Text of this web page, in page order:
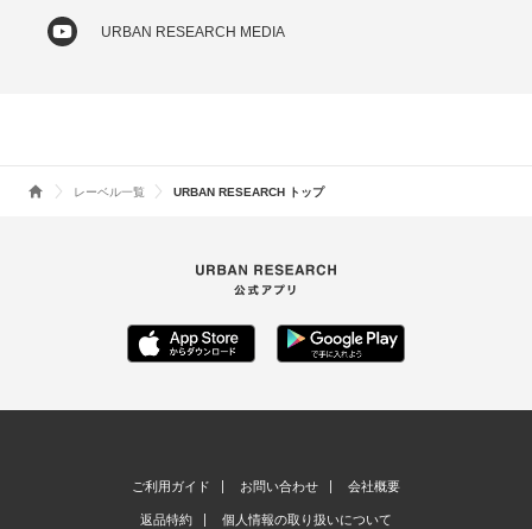
URBAN RESEARCH MEDIA
レーベル一覧 URBAN RESEARCH トップ
ご利用ガイド お問い合わせ 会社概要
返品特約 個人情報の取り扱いについて